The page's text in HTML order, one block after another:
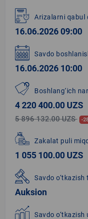
1
of
4
Arizalarni qabul
16.06.2026 09:00
Savdo
16.06.2026 10:00
Boshlang‘ich
4 220 400.00 UZS
5 896 132.00 UZS -
Zakalat puli
1 055 100.00 UZS
Savdo o‘tkazish
Auksion
Savdo o‘tkazish